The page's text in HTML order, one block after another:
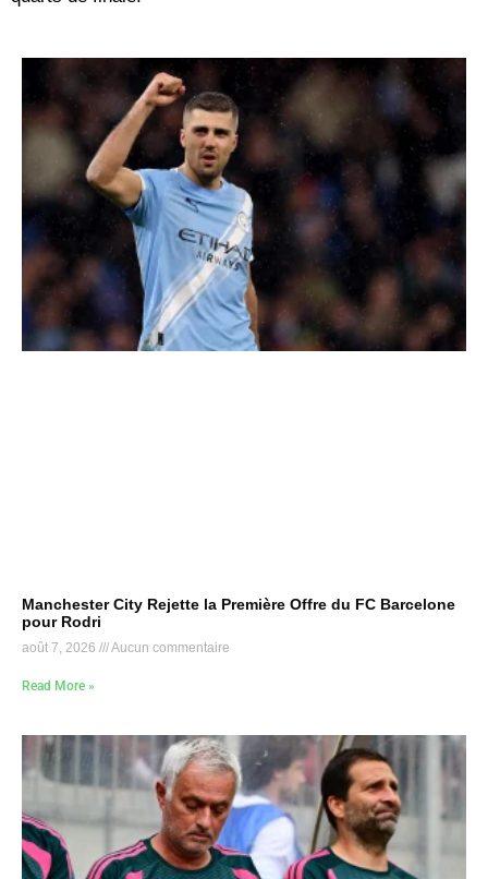
Manchester City Rejette la Première Offre du FC Barcelone
pour Rodri
août 7, 2026 Aucun commentaire
Read More »